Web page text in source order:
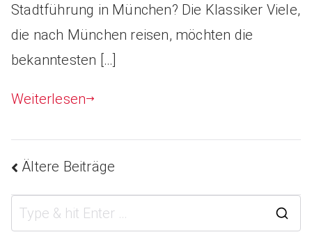
Stadtführung in München? Die Klassiker Viele,
die nach München reisen, möchten die
bekanntesten […]
Weiterlesen
Ältere Beiträge